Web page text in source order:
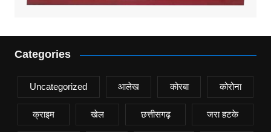
Categories
Uncategorized आलेख कोरबा कोरोना
क्राइम खेल छत्तीसगढ़ जरा हटके